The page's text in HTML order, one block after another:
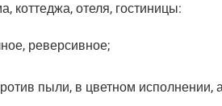
коттеджа, отеля, гостиницы:
реверсивное;
пыли, в цветном исполнении,